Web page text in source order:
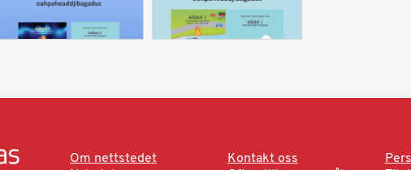
Om nettstedet Kontakt oss